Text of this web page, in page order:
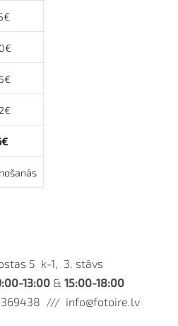
5 k-1, 3. stāvs
13:00 &15:00-18:00
/// info@fotoire.lv